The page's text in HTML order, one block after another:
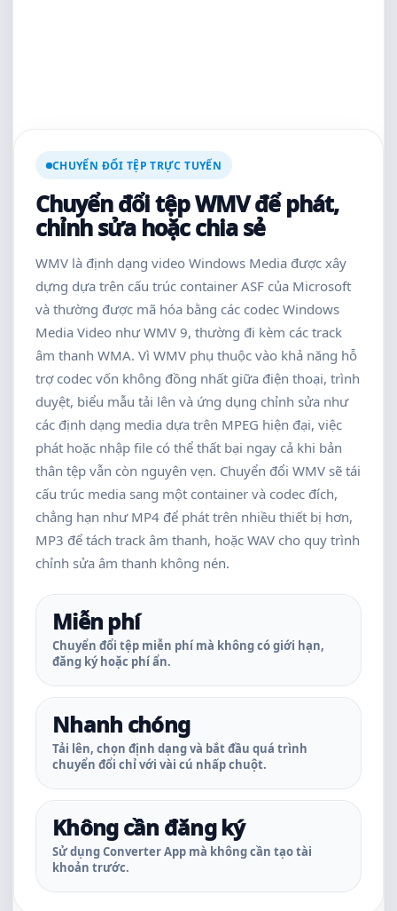
CHUYỂN ĐỔI TỆP TRỰC TUYẾN
Chuyển đổi tệp WMV để phát,
chỉnh sửa hoặc chia sẻ
WMV là định dạng video Windows Media được xây
dựng dựa trên cấu trúc container ASF của Microsoft
và thường được mã hóa bằng các codec Windows
Media Video như WMV 9, thường đi kèm các track
âm thanh WMA. Vì WMV phụ thuộc vào khả năng hỗ
trợ codec vốn không đồng nhất giữa điện thoại, trình
duyệt, biểu mẫu tải lên và ứng dụng chỉnh sửa như
các định dạng media dựa trên MPEG hiện đại, việc
phát hoặc nhập file có thể thất bại ngay cả khi bản
thân tệp vẫn còn nguyên vẹn. Chuyển đổi WMV sẽ tái
cấu trúc media sang một container và codec đích,
chẳng hạn như MP4 để phát trên nhiều thiết bị hơn,
MP3 để tách track âm thanh, hoặc WAV cho quy trình
chỉnh sửa âm thanh không nén.
Miễn phí
Chuyển đổi tệp miễn phí mà không có giới hạn,
đăng ký hoặc phí ẩn.
Nhanh chóng
Tải lên, chọn định dạng và bắt đầu quá trình
chuyển đổi chỉ với vài cú nhấp chuột.
Không cần đăng ký
Sử dụng Converter App mà không cần tạo tài
khoản trước.